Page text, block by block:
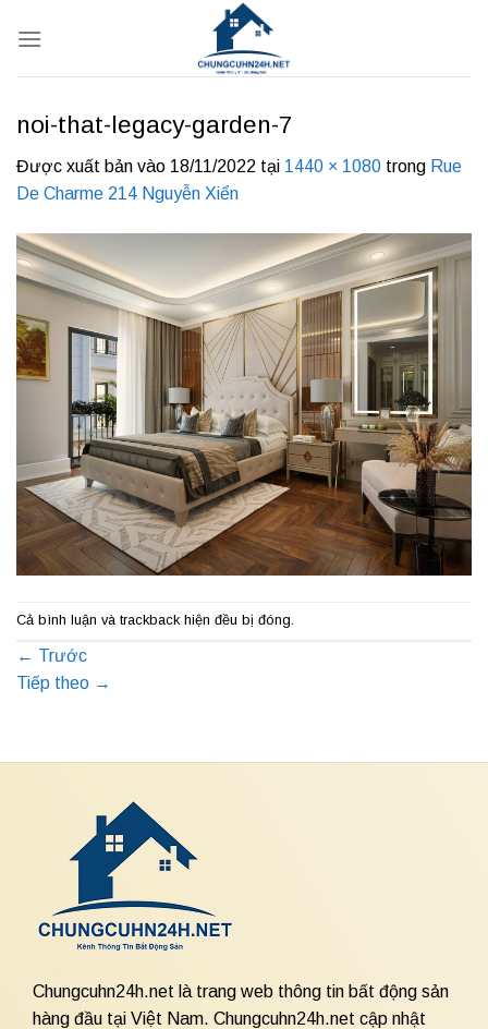
qua
noi-that-legacy-garden-7
Được xuất bản vào 18/11/2022 tại 1440 × 1080 trong Rue
De Charme 214 Nguyễn Xiển
Cả bình luận và trackback hiện đều bị đóng.
← Trước
Tiếp theo →
Chungcuhn24h.net là trang web thông tin bất động sản
hàng đầu tại Việt Nam. Chungcuhn24h.net cập nhật